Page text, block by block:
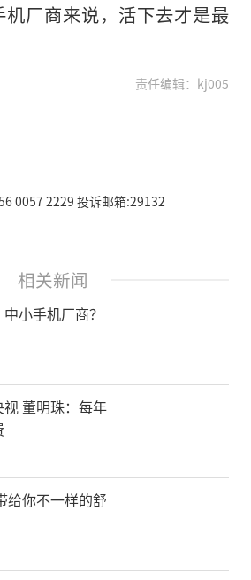
厂商来说，活下去才是最
责任编辑：kj005
0057 2229 投诉邮箱:29132
相关新闻
小手机厂商？
董明珠：每年
给你不一样的舒